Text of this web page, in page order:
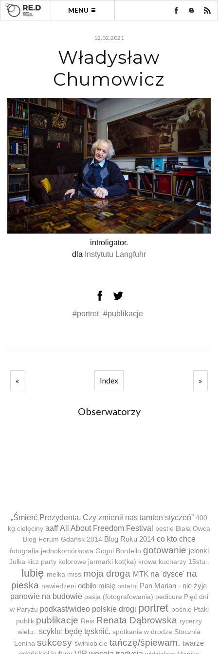
MENU
12.02.2021
Władysław
Chumowicz
introligator.
dla Instytutu Langfuhr
#portret #publikacje
« Index »
Obserwatorzy
„Śmierć Prezydenta. Czy zmienił nas tamten styczeń” 400
kg cielęciny aaff All About Freedom Festival bestie Biała Owca
Blog Forum Gdańsk 2014 Blog Roku 2014 co kto chce
fotografia jednokomórkowa Gogol Bordello gotowanie jelonki
Julka kicz party kolorowe jarmarki kot(ka) krowa kucharzy 15stu..
lubię melka miss moja droga MTK na 'dysce' na
pieska nawiedzeni odbiło misię ostatni Pan Marian - nie żyje
panowie na budowie pasja (fotografowania) pedicure Pięć dni
w Paryżu podkast/wideo polskie drogi portret pośnie Ptaki
publik publikacje Reis Renata Dąbrowska rycerzy
wielu..
scyklu: będę tęsknić. spotkania w drodze Stocznia
Lenina sukcesy świniobicie tańczę/śpiewam. twarze